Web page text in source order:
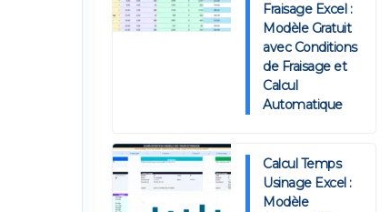
Fraisage Excel :
Modèle Gratuit
avec Conditions
de Fraisage et
Calcul
Automatique
Calcul Temps
Usinage Excel :
Modèle